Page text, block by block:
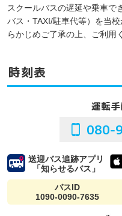
スクールバスの遅延や乗車で
バス・TAXI/駐車代等）を当
らかじめご了承の上、ご利用
時刻表
運転
080-
送迎バス追跡アプリ
「知らせるバス」
バスID
1090-0090-7635